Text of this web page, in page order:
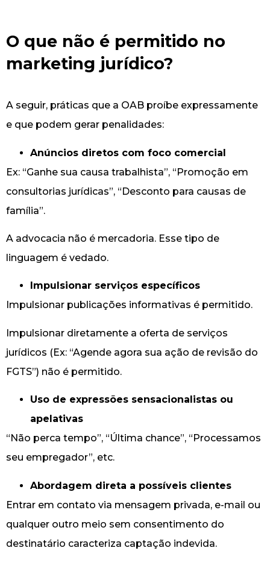
O que não é permitido no
marketing jurídico?
A seguir, práticas que a OAB proíbe expressamente
e que podem gerar penalidades:
Anúncios diretos com foco comercial
Ex: “Ganhe sua causa trabalhista”, “Promoção em
consultorias jurídicas”, “Desconto para causas de
família”.
A advocacia não é mercadoria. Esse tipo de
linguagem é vedado.
Impulsionar serviços específicos
Impulsionar publicações informativas é permitido.
Impulsionar diretamente a oferta de serviços
jurídicos (Ex: “Agende agora sua ação de revisão do
FGTS”) não é permitido.
Uso de expressões sensacionalistas ou
apelativas
“Não perca tempo”, “Última chance”, “Processamos
seu empregador”, etc.
Abordagem direta a possíveis clientes
Entrar em contato via mensagem privada, e-mail ou
qualquer outro meio sem consentimento do
destinatário caracteriza captação indevida.